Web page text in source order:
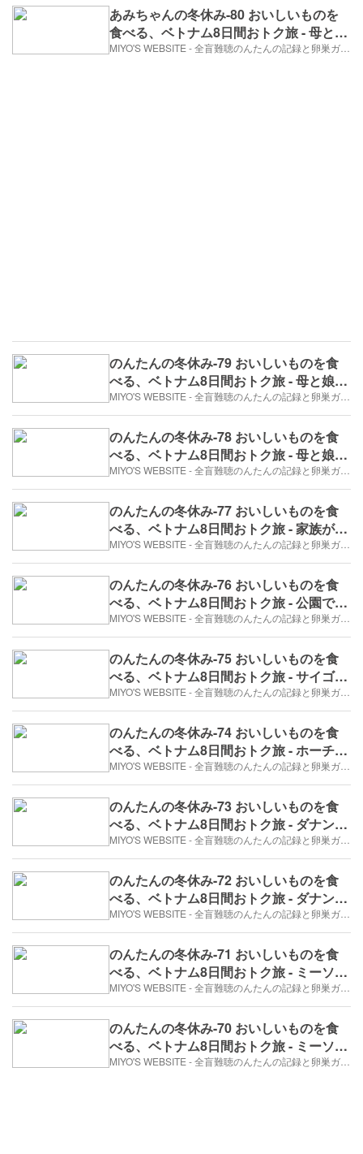
あみちゃんの冬休み-80 おいしいものを
食べる、ベトナム8日間おトク旅 - 母と娘
のホーチミン③戦争博物館（2017年12月
のんたんの冬休み-79 おいしいものを食
べる、ベトナム8日間おトク旅 - 母と娘の
ホーチミン②スーパーを発見！（2017年
12月30日/7日め）
のんたんの冬休み-78 おいしいものを食
べる、ベトナム8日間おトク旅 - 母と娘の
ホーチミン①心残りを取り戻す。（2017
年12月30日/7日め）
のんたんの冬休み-77 おいしいものを食
べる、ベトナム8日間おトク旅 - 家族が分
裂（2017年12月30日/7日め）
のんたんの冬休み-76 おいしいものを食
べる、ベトナム8日間おトク旅 - 公園で会
った青年（2017年12月29日/6日め）
のんたんの冬休み-75 おいしいものを食
べる、ベトナム8日間おトク旅 - サイゴン
センターで、涙（2017年12月29日/6日
め）
のんたんの冬休み-74 おいしいものを食
べる、ベトナム8日間おトク旅 - ホーチミ
ンだ～^^（2017年12月29日/6日め）
のんたんの冬休み-73 おいしいものを食
べる、ベトナム8日間おトク旅 - ダナン空
港でおやつ。（2017年12月29日/6日め）
のんたんの冬休み-72 おいしいものを食
べる、ベトナム8日間おトク旅 - ダナンで
シーフードランチ。（2017年12月29日/6
日め）
のんたんの冬休み-71 おいしいものを食
べる、ベトナム8日間おトク旅 - ミーソン
遺跡⑥再び、カート。（2017年12月29
日/6日め）
のんたんの冬休み-70 おいしいものを食
べる、ベトナム8日間おトク旅 - ミーソン
遺跡⑤劇場でダンス（2017年12月29日/6